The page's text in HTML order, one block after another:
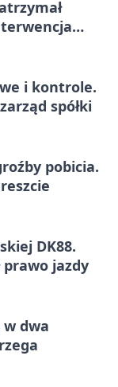
i kontrole.
spółki
pobicia.
DK88.
prawo jazdy
dwa